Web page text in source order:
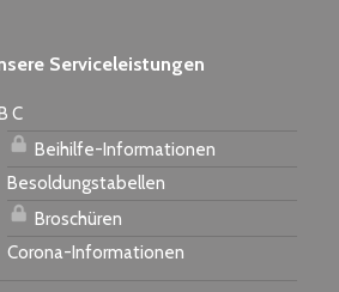
Serviceleistungen
C
Beihilfe-Informationen
Besoldungstabellen
Broschüren
Corona-Informationen